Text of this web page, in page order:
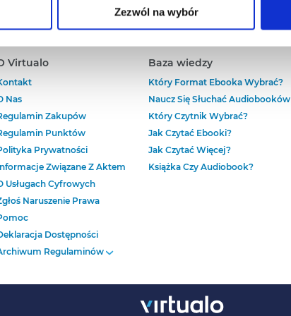
znajdziesz w naszej
Polityce prywatności
Zezwól na wybór
Virtualo
Nas
Zakupów
Punktów
Prywatności
Związane Z Aktem
Usługach Cyfrowych
Naruszenie Prawa
Dostępności
Regulaminów
Baza wiedzy
Który Format Ebooka Wybrać?
Naucz Się Słuchać Audiobooków
Który Czytnik Wybrać?
Jak Czytać Ebooki?
Jak Czytać Więcej?
Książka Czy Audiobook?